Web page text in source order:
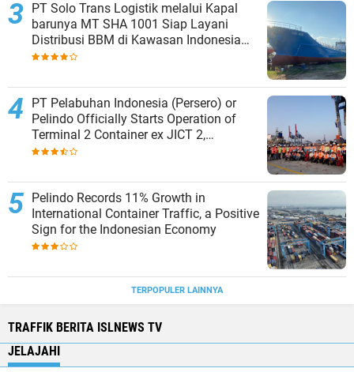
PT Solo Trans Logistik melalui Kapal
barunya MT SHA 1001 Siap Layani
Distribusi BBM di Kawasan Indonesia
bagian Timur
PT Pelabuhan Indonesia (Persero) or
Pelindo Officially Starts Operation of
Terminal 2 Container ex JICT 2,
Strengthening Productivity of Tanjung
Pelindo Records 11% Growth in
International Container Traffic, a Positive
Sign for the Indonesian Economy
TERPOPULER LAINNYA
TRAFFIK BERITA ISLNEWS TV
JELAJAHI